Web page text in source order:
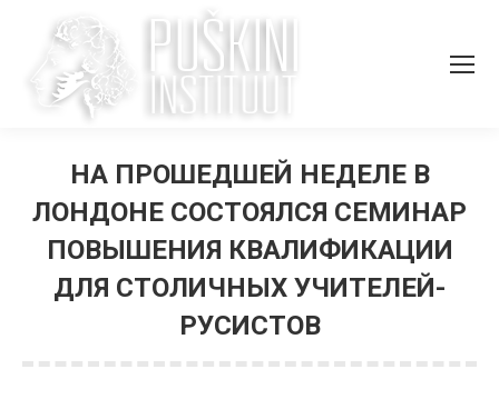
НА ПРОШЕДШЕЙ НЕДЕЛЕ В
ЛОНДОНЕ СОСТОЯЛСЯ СЕМИНАР
ПОВЫШЕНИЯ КВАЛИФИКАЦИИ
ДЛЯ СТОЛИЧНЫХ УЧИТЕЛЕЙ-
РУСИСТОВ